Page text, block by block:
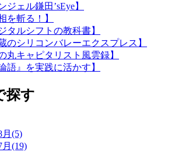
ェル鎌田’sEye】
を斬る！】
タルシフトの教科書】
のシリコンバレーエクスプレス】
丸キャピタリスト風雲録】
語』を実践に活かす】
探す
月(5)
月(19)